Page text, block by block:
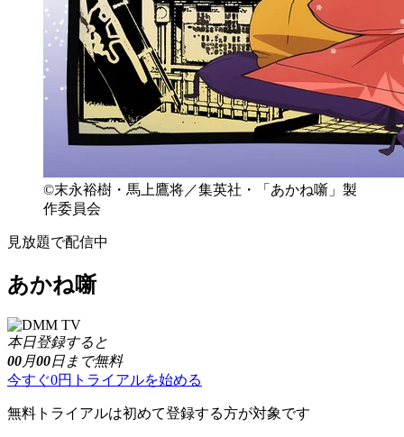
©末永裕樹・馬上鷹将／集英社・「あかね噺」製
作委員会
見放題で配信中
あかね噺
本日登録すると
00月00日まで無料
今すぐ0円トライアルを始める
無料トライアルは初めて登録する方が対象です